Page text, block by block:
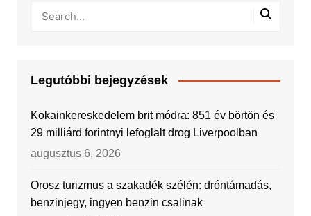
Legutóbbi bejegyzések
Kokainkereskedelem brit módra: 851 év börtön és
29 milliárd forintnyi lefoglalt drog Liverpoolban
augusztus 6, 2026
Orosz turizmus a szakadék szélén: dróntámadás,
benzinjegy, ingyen benzin csalinak